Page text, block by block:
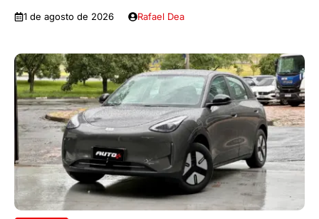
1 de agosto de 2026 Rafael Dea